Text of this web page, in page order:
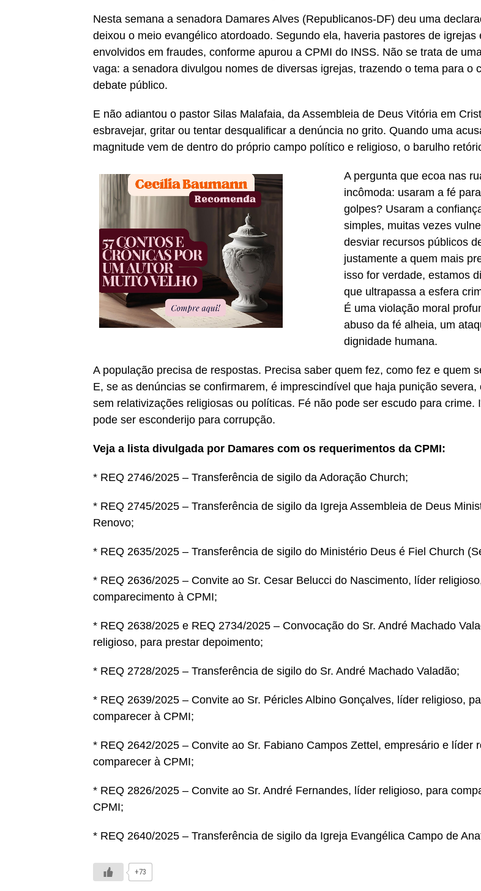
Nesta semana a senadora Damares Alves (Republicanos-DF) deu uma
deixou o meio evangélico atordoado. Segundo ela, haveria pastores de igrejas
envolvidos em fraudes, conforme apurou a CPMI do INSS. Não se trata de
vaga: a senadora divulgou nomes de diversas igrejas, trazendo o tema para o
debate público.
E não adiantou o pastor Silas Malafaia, da Assembleia de Deus Vitória em
esbravejar, gritar ou tentar desqualificar a denúncia no grito. Quando uma
magnitude vem de dentro do próprio campo político e religioso, o barulho
A pergunta que ecoa nas
incômoda: usaram a fé
golpes? Usaram a
simples, muitas vezes
desviar recursos públicos
justamente a quem mais
isso for verdade, estamos
que ultrapassa a esfera
É uma violação moral
abuso da fé alheia, um
dignidade humana.
A população precisa de respostas. Precisa saber quem fez, como fez e quem
E, se as denúncias se confirmarem, é imprescindível que haja punição severa,
sem relativizações religiosas ou políticas. Fé não pode ser escudo para crime.
pode ser esconderijo para corrupção.
Veja a lista divulgada por Damares com os requerimentos da CPMI:
* REQ 2746/2025 – Transferência de sigilo da Adoração Church;
* REQ 2745/2025 – Transferência de sigilo da Igreja Assembleia de Deus
Renovo;
* REQ 2635/2025 – Transferência de sigilo do Ministério Deus é Fiel Church
* REQ 2636/2025 – Convite ao Sr. Cesar Belucci do Nascimento, líder
comparecimento à CPMI;
* REQ 2638/2025 e REQ 2734/2025 – Convocação do Sr. André Machado
religioso, para prestar depoimento;
* REQ 2728/2025 – Transferência de sigilo do Sr. André Machado Valadão;
* REQ 2639/2025 – Convite ao Sr. Péricles Albino Gonçalves, líder religioso,
comparecer à CPMI;
* REQ 2642/2025 – Convite ao Sr. Fabiano Campos Zettel, empresário e líder
comparecer à CPMI;
* REQ 2826/2025 – Convite ao Sr. André Fernandes, líder religioso, para
CPMI;
* REQ 2640/2025 – Transferência de sigilo da Igreja Evangélica Campo de
+73